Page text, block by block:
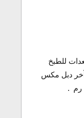
للطبخ
آخر دبل مكس
رم .